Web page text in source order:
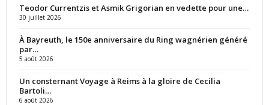
Teodor Currentzis et Asmik Grigorian en vedette pour une…
30 juillet 2026
À Bayreuth, le 150e anniversaire du Ring wagnérien généré
par…
5 août 2026
Un consternant Voyage à Reims à la gloire de Cecilia
Bartoli…
6 août 2026